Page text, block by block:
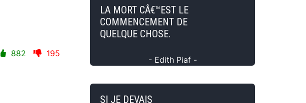
882 195
LA MORT CÂ€™EST LE
COMMENCEMENT DE
QUELQUE CHOSE.
- Edith Piaf -
SI JE DEVAIS